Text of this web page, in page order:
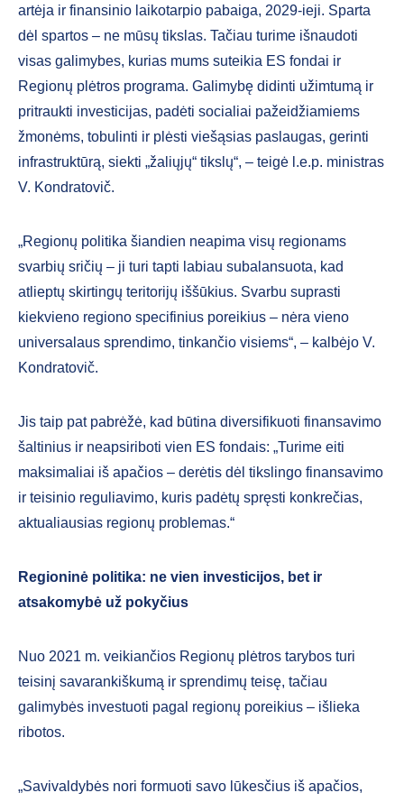
artėja ir finansinio laikotarpio pabaiga, 2029-ieji. Sparta
dėl spartos – ne mūsų tikslas. Tačiau turime išnaudoti
visas galimybes, kurias mums suteikia ES fondai ir
Regionų plėtros programa. Galimybę didinti užimtumą ir
pritraukti investicijas, padėti socialiai pažeidžiamiems
žmonėms, tobulinti ir plėsti viešąsias paslaugas, gerinti
infrastruktūrą, siekti „žaliųjų“ tikslų“, – teigė l.e.p. ministras
V. Kondratovič.
„Regionų politika šiandien neapima visų regionams
svarbių sričių – ji turi tapti labiau subalansuota, kad
atlieptų skirtingų teritorijų iššūkius. Svarbu suprasti
kiekvieno regiono specifinius poreikius – nėra vieno
universalaus sprendimo, tinkančio visiems“, – kalbėjo V.
Kondratovič.
Jis taip pat pabrėžė, kad būtina diversifikuoti finansavimo
šaltinius ir neapsiriboti vien ES fondais: „Turime eiti
maksimaliai iš apačios – derėtis dėl tikslingo finansavimo
ir teisinio reguliavimo, kuris padėtų spręsti konkrečias,
aktualiausias regionų problemas.“
Regioninė politika: ne vien investicijos, bet ir
atsakomybė už pokyčius
Nuo 2021 m. veikiančios Regionų plėtros tarybos turi
teisinį savarankiškumą ir sprendimų teisę, tačiau
galimybės investuoti pagal regionų poreikius – išlieka
ribotos.
„Savivaldybės nori formuoti savo lūkesčius iš apačios,